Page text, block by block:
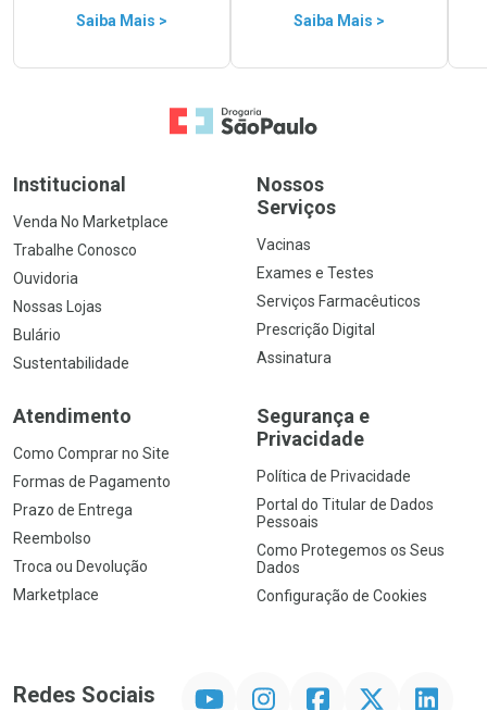
Saiba Mais > Saiba Mais >
Ir para a Home
Institucional
Venda No Marketplace
Trabalhe Conosco
Ouvidoria
Nossas Lojas
Bulário
Sustentabilidade
Nossos
Serviços
Vacinas
Exames e Testes
Serviços Farmacêuticos
Prescrição Digital
Assinatura
Atendimento
Como Comprar no Site
Formas de Pagamento
Prazo de Entrega
Reembolso
Troca ou Devolução
Marketplace
Segurança e
Privacidade
Política de Privacidade
Portal do Titular de Dados
Pessoais
Como Protegemos os Seus
Dados
Configuração de Cookies
Redes Sociais InstagramFacebookTwitter Linkedin